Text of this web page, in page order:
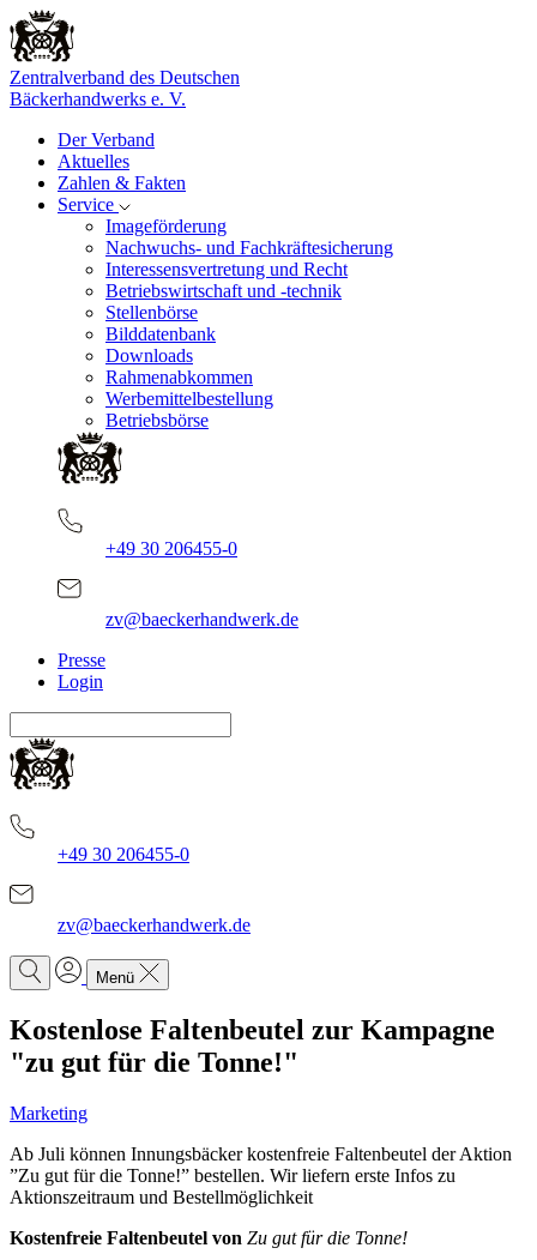
Zentralverband des Deutschen
Bäckerhandwerks e. V.
Der Verband
Aktuelles
Zahlen & Fakten
Service
Imageförderung
Nachwuchs- und Fachkräftesicherung
Interessensvertretung und Recht
Betriebswirtschaft und -technik
Stellenbörse
Bilddatenbank
Downloads
Rahmenabkommen
Werbemittelbestellung
Betriebsbörse
+49 30 206455-0
zv@baeckerhandwerk.de
Presse
Login
+49 30 206455-0
zv@baeckerhandwerk.de
Menü
Kostenlose Faltenbeutel zur Kampagne
"zu gut für die Tonne!"
Marketing
Ab Juli können Innungsbäcker kostenfreie Faltenbeutel der Aktion
”Zu gut für die Tonne!” bestellen. Wir liefern erste Infos zu
Aktionszeitraum und Bestellmöglichkeit
Kostenfreie Faltenbeutel von Zu gut für die Tonne!